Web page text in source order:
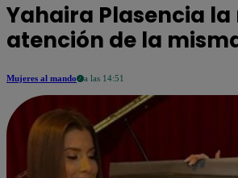
Yahaira Plasencia
atención de la
Mujeres al mando a las 14:51